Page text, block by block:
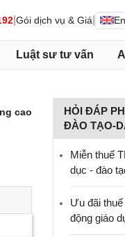
Gói dịch vụ & Giá
Luật sư tư vấn
cao
HỎI ĐÁP
ĐÀO TẠO-
Miễn thuế
dục - đào
Ưu đãi
động giáo